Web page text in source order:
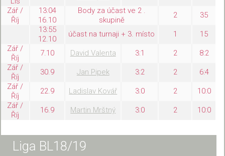
Zář /
Říj
13:04
16.10
Body za účast ve 2 .
skupině
2
35
13:55
12.10
účast na turnaji + 3. místo 1
15
Zář /
Říj
7.10 David Valenta 3:1 2
8:2
Zář /
Říj
30.9 Jan Pipek 3:2 2
6:4
Zář /
Říj
22.9 Ladislav Kovář 3:0 2
10:0
Zář /
Říj
16.9 Martin Mrštný 3:0 2 10:0
Liga BL18/19